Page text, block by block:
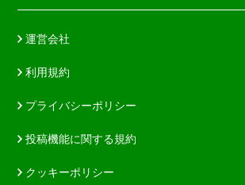
運営会社
利用規約
プライバシーポリシー
投稿機能に関する規約
クッキーポリシー